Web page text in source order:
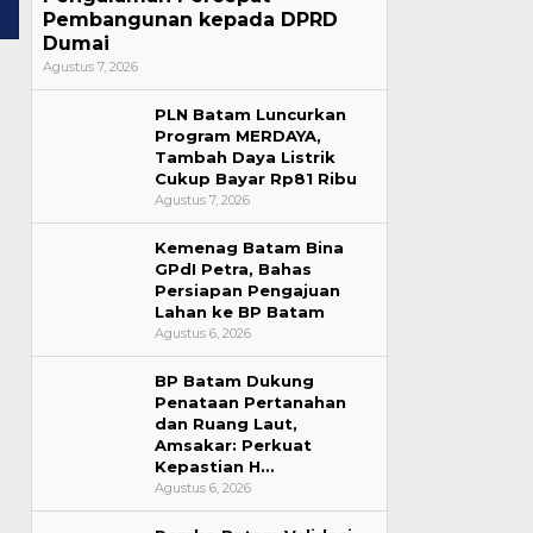
Pembangunan kepada DPRD
Dumai
Agustus 7, 2026
PLN Batam Luncurkan
Program MERDAYA,
Tambah Daya Listrik
Cukup Bayar Rp81 Ribu
Agustus 7, 2026
Kemenag Batam Bina
GPdI Petra, Bahas
Persiapan Pengajuan
Lahan ke BP Batam
Agustus 6, 2026
BP Batam Dukung
Penataan Pertanahan
dan Ruang Laut,
Amsakar: Perkuat
Kepastian H…
Agustus 6, 2026